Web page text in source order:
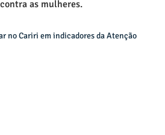
as mulheres.